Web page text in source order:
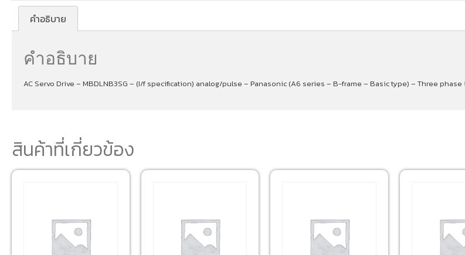
คำอธิบาย
คำอธิบาย
AC Servo Drive – MBDLNB3SG – (I/f specification) analog/pulse – Panasonic (A6 series – B-frame – Basic type) – Three
สินค้าที่เกี่ยวข้อง